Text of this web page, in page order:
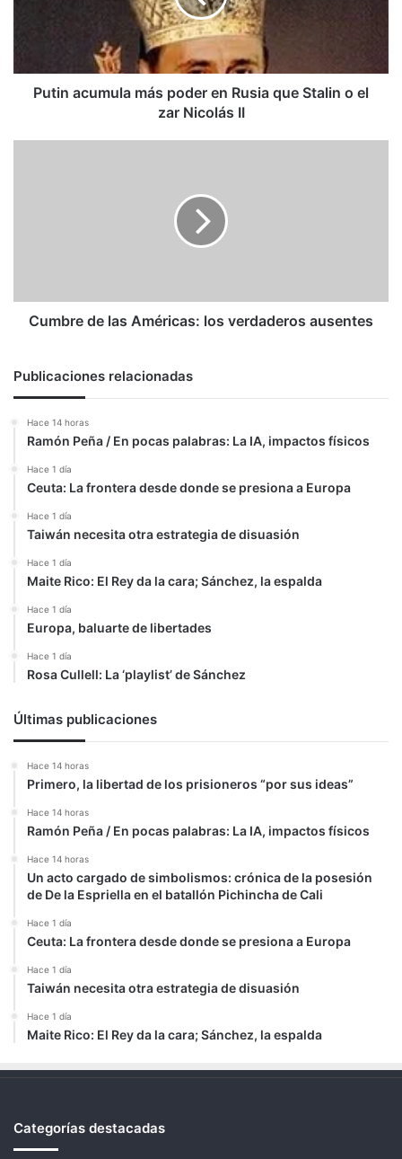
o
Putin acumula más poder en Rusia que Stalin o el
zar Nicolás II
Cumbre de las Américas: los verdaderos ausentes
Publicaciones relacionadas
Hace 14 horas
Ramón Peña / En pocas palabras: La IA, impactos físicos
Hace 1 día
Ceuta: La frontera desde donde se presiona a Europa
Hace 1 día
Taiwán necesita otra estrategia de disuasión
Hace 1 día
Maite Rico: El Rey da la cara; Sánchez, la espalda
Hace 1 día
Europa, baluarte de libertades
Hace 1 día
Rosa Cullell: La ‘playlist’ de Sánchez
Últimas publicaciones
Hace 14 horas
Primero, la libertad de los prisioneros “por sus ideas”
Hace 14 horas
Ramón Peña / En pocas palabras: La IA, impactos físicos
Hace 14 horas
Un acto cargado de simbolismos: crónica de la posesión
de De la Espriella en el batallón Pichincha de Cali
Hace 1 día
Ceuta: La frontera desde donde se presiona a Europa
Hace 1 día
Taiwán necesita otra estrategia de disuasión
Hace 1 día
Maite Rico: El Rey da la cara; Sánchez, la espalda
Categorías destacadas